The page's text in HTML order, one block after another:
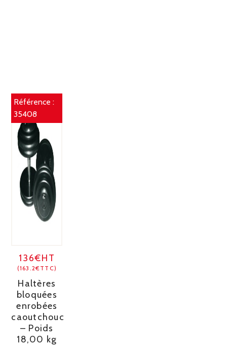
Référence :
35408
136€HT
(163.2€TTC)
Haltères
bloquées
enrobées
caoutchouc
– Poids
18,00 kg